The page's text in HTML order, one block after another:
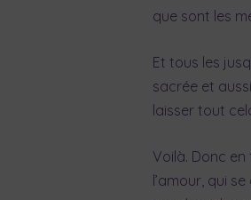
que sont les
Et tous les
sacrée et
laisser tout
Voilà. Donc
l’amour, qui